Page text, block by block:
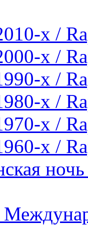
х /
х /
х /
х /
х /
х /